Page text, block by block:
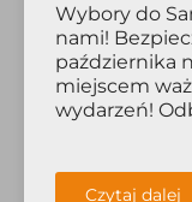
Wybory do
nami!
października
miejscem
wydarzeń!
Czytaj dalej